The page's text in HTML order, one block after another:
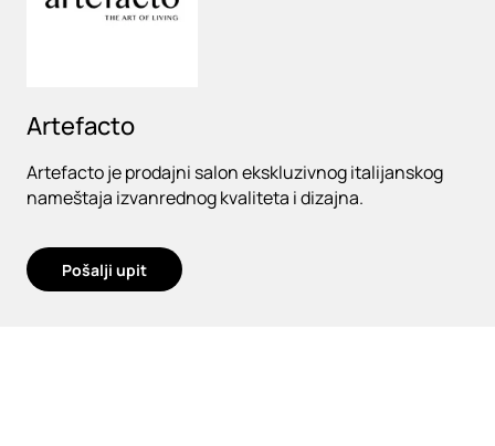
Artefacto
Artefacto je prodajni salon ekskluzivnog italijanskog
nameštaja izvanrednog kvaliteta i dizajna.
Pošalji upit